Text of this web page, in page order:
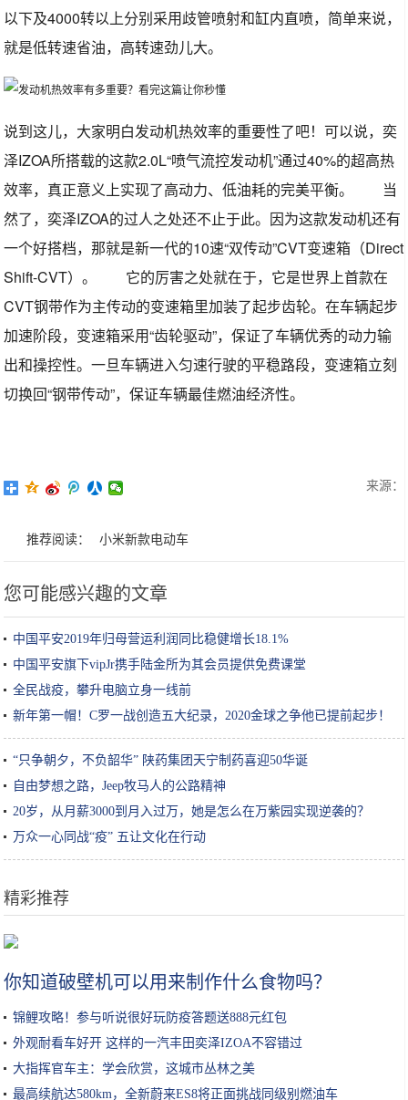
以下及4000转以上分别采用歧管喷射和缸内直喷，简单来说，
就是低转速省油，高转速劲儿大。
说到这儿，大家明白发动机热效率的重要性了吧！可以说，奕
泽IZOA所搭载的这款2.0L“喷气流控发动机”通过40%的超高热
效率，真正意义上实现了高动力、低油耗的完美平衡。 当
然了，奕泽IZOA的过人之处还不止于此。因为这款发动机还有
一个好搭档，那就是新一代的10速“双传动”CVT变速箱（Direct
Shift-CVT）。 它的厉害之处就在于，它是世界上首款在
CVT钢带作为主传动的变速箱里加装了起步齿轮。在车辆起步
加速阶段，变速箱采用“齿轮驱动”，保证了车辆优秀的动力输
出和操控性。一旦车辆进入匀速行驶的平稳路段，变速箱立刻
切换回“钢带传动”，保证车辆最佳燃油经济性。
来源：
推荐阅读： 小米新款电动车
您可能感兴趣的文章
中国平安2019年归母营运利润同比稳健增长18.1%
中国平安旗下vipJr携手陆金所为其会员提供免费课堂
全民战疫，攀升电脑立身一线前
新年第一帽！C罗一战创造五大纪录，2020金球之争他已提前起步！
“只争朝夕，不负韶华” 陕药集团天宁制药喜迎50华诞
自由梦想之路，Jeep牧马人的公路精神
20岁，从月薪3000到月入过万，她是怎么在万紫园实现逆袭的？
万众一心同战“疫” 五让文化在行动
精彩推荐
你知道破壁机可以用来制作什么食物吗？
锦鲤攻略！参与听说很好玩防疫答题送888元红包
外观耐看车好开 这样的一汽丰田奕泽IZOA不容错过
大指挥官车主：学会欣赏，这城市丛林之美
最高续航达580km，全新蔚来ES8将正面挑战同级别燃油车